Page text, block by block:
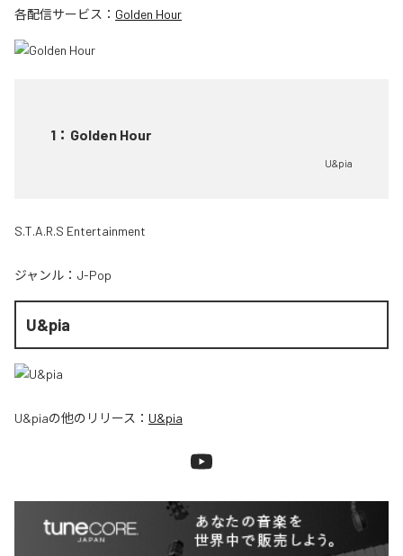
各配信サービス： Golden Hour
1 ： Golden Hour
U&pia
S.T.A.R.S Entertainment
ジャンル： J-Pop
U&pia
U&piaの他のリリース： U&pia